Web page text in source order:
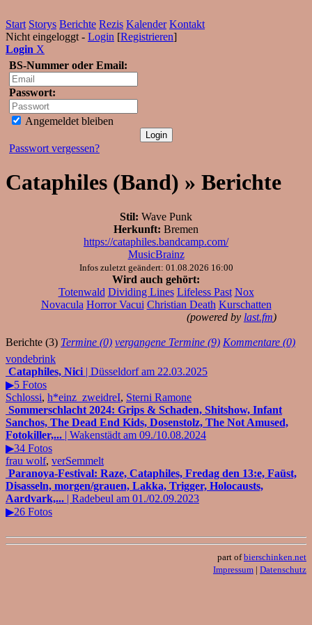
Start Storys Berichte Rezis Kalender Kontakt
Nicht eingeloggt - Login [Registrieren]
Login X
BS-Nummer oder Email:
Passwort:
Angemeldet bleiben
Passwort vergessen?
Cataphiles (Band) » Berichte
Stil: Wave Punk
Herkunft: Bremen
https://cataphiles.bandcamp.com/
MusicBrainz
Infos zuletzt geändert: 01.08.2026 16:00
Wird auch gehört:
Totenwald Dividing Lines Lifeless Past Nox
Novacula Horror Vacui Christian Death Kurschatten
(powered by last.fm)
Berichte (3) Termine (0) vergangene Termine (9) Kommentare (0)
vondebrink
Cataphiles, Nici | Düsseldorf am 22.03.2025
▶5 Fotos
Schlossi, h*einz_zweidreI, Sterni Ramone
Sommerschlacht 2024: Grips & Schaden, Shitshow, Infant
Sanchos, The Dead End Kids, Dosenstolz, The Not Amused,
Fotokiller,... | Wakenstädt am 09./10.08.2024
▶34 Fotos
frau wolf, verSemmelt
Paranoya-Festival: Raze, Cataphiles, Fredag den 13:e, Faüst,
Disasseln, morgen/grauen, Lakka, Trigger, Holocausts,
Aardvark,... | Radebeul am 01./02.09.2023
▶26 Fotos
part ofbierschinken.net
Impressum | Datenschutz